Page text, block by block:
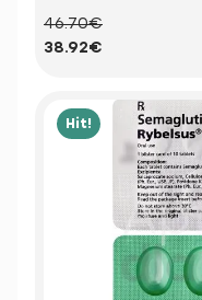
46.70€
38.92€
Hit!